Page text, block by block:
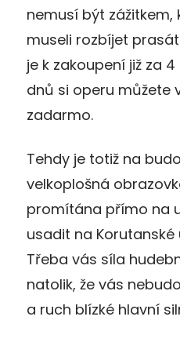
nemusí být
museli rozbíjet
je k zakoupení již za
dnů si operu můžete
zadarmo.
Tehdy je totiž na
velkoplošná
promítána přímo na
usadit na
Třeba vás síla
natolik, že vás
a ruch blízké hlavní